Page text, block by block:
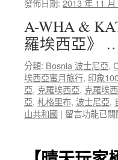
發佈日期: 2013 年 11 月
A-WHA &
羅埃西亞》
分類: Bosnia 波士尼亞,
埃西亞蜜月旅行, 印象
亞, 克羅埃西亞, 克羅埃
亞, 札格里布, 波士尼亞,
山共和國 | 在
100，
留言功能已關